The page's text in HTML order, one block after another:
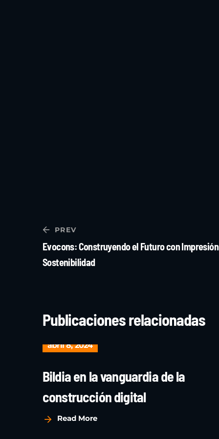
PREV
Evocons: Construyendo el Futuro con
Sostenibilidad
Publicaciones relacionadas
abril 8, 2024
Bildia en la vanguardia de la
construcción digital
Read More